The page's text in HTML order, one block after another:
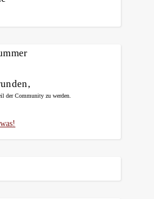
der Community zu werden.